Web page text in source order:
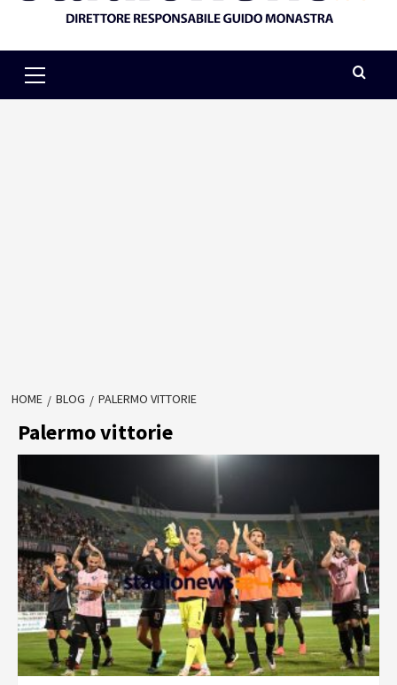
Menu
HOME BLOG PALERMO VITTORIE
Palermo vittorie